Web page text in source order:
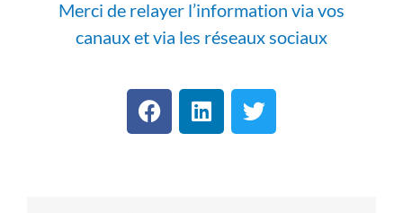
Merci de relayer l’information via vos
canaux et via les réseaux sociaux